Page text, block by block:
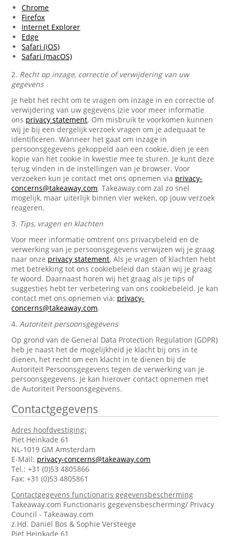
Chrome
Firefox
Internet Explorer
Edge
Safari (iOS)
Safari (macOS)
2. Recht op inzage, correctie of verwijdering van uw
gegevens
Je hebt het recht om te vragen om inzage in en correctie of
verwijdering van uw gegevens (zie voor meer informatie
ons privacy statement. Om misbruik te voorkomen kunnen
wij je bij een dergelijk verzoek vragen om je adequaat te
identificeren. Wanneer het gaat om inzage in
persoonsgegevens gekoppeld aan een cookie, dien je een
kopie van het cookie in kwestie mee te sturen. Je kunt deze
terug vinden in de instellingen van je browser. Voor
verzoeken kun je contact met ons opnemen via privacy-
concerns@takeaway.com. Takeaway.com zal zo snel
mogelijk, maar uiterlijk binnen vier weken, op jouw verzoek
reageren.
3. Tips, vragen en klachten
Voor meer informatie omtrent ons privacybeleid en de
verwerking van je persoonsgegevens verwijzen wij je graag
naar onze privacy statement. Als je vragen of klachten hebt
met betrekking tot ons cookiebeleid dan staan wij je graag
te woord. Daarnaast horen wij het graag als je tips of
suggesties hebt ter verbetering van ons cookiebeleid. Je kan
contact met ons opnemen via: privacy-
concerns@takeaway.com.
4.Autoriteit persoonsgegevens
Op grond van de General Data Protection Regulation (GDPR)
heb je naast het de mogelijkheid je klacht bij ons in te
dienen, het recht om een klacht in te dienen bij de
Autoriteit Persoonsgegevens tegen de verwerking van je
persoonsgegevens. Je kan hierover contact opnemen met
de Autoriteit Persoonsgegevens.
Contactgegevens
Adres hoofdvestiging:
Piet Heinkade 61
NL-1019 GM Amsterdam
E-Mail: privacy-concerns@takeaway.com
Tel.: +31 (0)53 4805866
Fax: +31 (0)53 4805861
Contactgegevens functionaris gegevensbescherming
Takeaway.com Functionaris gegevensbescherming/ Privacy
Council - Takeaway.com
z.Hd. Daniël Bos & Sophie Versteege
Piet Heinkade 61